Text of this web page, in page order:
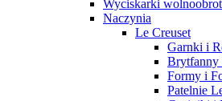
Wyciskarki
Naczynia
Le Creuset
Garnki i
Brytfanny
Formy i
Patelnie